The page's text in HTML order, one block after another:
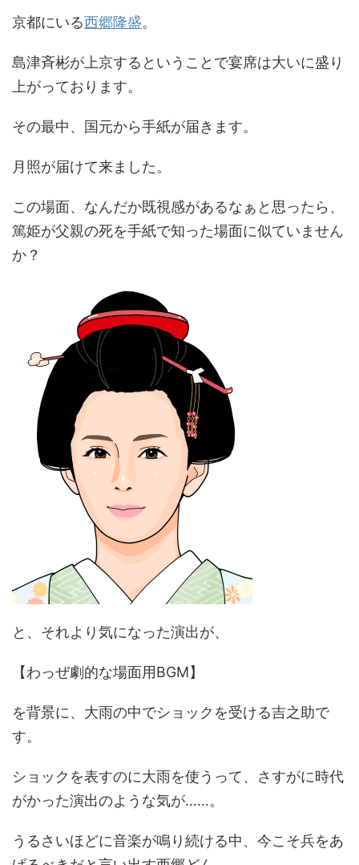
京都にいる西郷隆盛。
島津斉彬が上京するということで宴席は大いに盛り
上がっております。
その最中、国元から手紙が届きます。
月照が届けて来ました。
この場面、なんだか既視感があるなぁと思ったら、
篤姫が父親の死を手紙で知った場面に似ていません
か？
と、それより気になった演出が、
【わっぜ劇的な場面用BGM】
を背景に、大雨の中でショックを受ける吉之助で
す。
ショックを表すのに大雨を使うって、さすがに時代
がかった演出のような気が……。
うるさいほどに音楽が鳴り続ける中、今こそ兵をあ